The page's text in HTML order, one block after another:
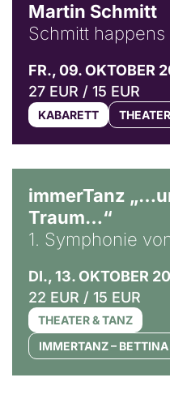
Martin Schmitt
Schmitt happens
FR., 09. OKTOBER
27 EUR / 15 EUR
KABARETT
immerTanz
Traum…“
1. Symphonie
DI., 13. OKTOBER
22 EUR / 15 EUR
THEATER & TANZ
IMMERTANZ – BETTINA